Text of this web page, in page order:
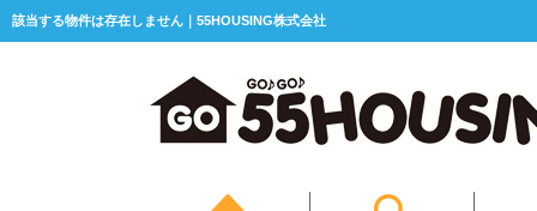
該当する物件は存在しません｜55HOUSING株式会社